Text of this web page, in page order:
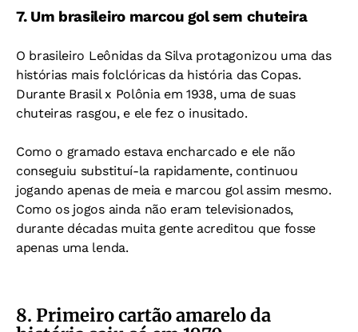
7. Um brasileiro marcou gol sem chuteira
O brasileiro Leônidas da Silva protagonizou uma das
histórias mais folclóricas da história das Copas.
Durante Brasil x Polônia em 1938, uma de suas
chuteiras rasgou, e ele fez o inusitado.
Como o gramado estava encharcado e ele não
conseguiu substituí-la rapidamente, continuou
jogando apenas de meia emarcou gol assim mesmo.
Como os jogos ainda não eram televisionados,
durante décadas muita gente acreditou que fosse
apenas uma lenda.
8. Primeiro cartão amarelo da